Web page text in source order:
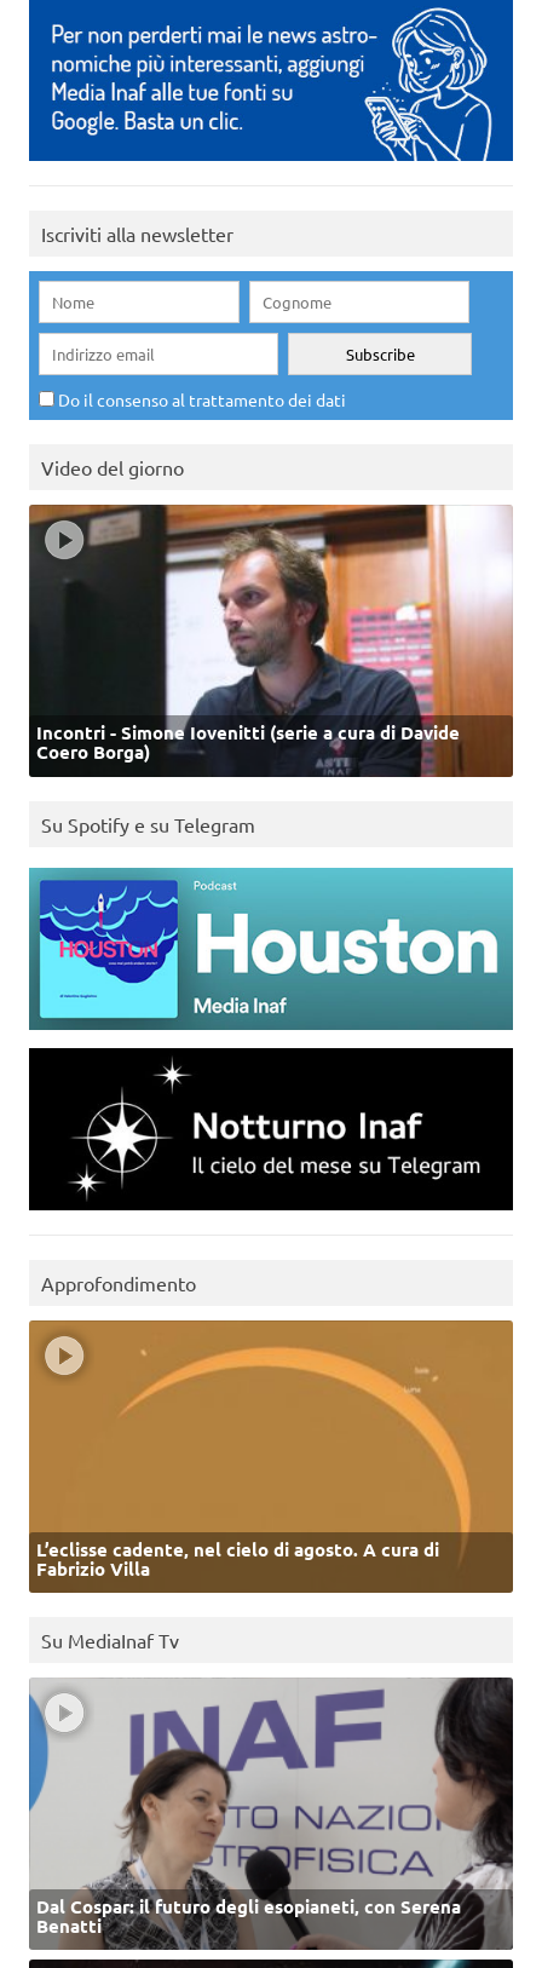
Iscriviti alla newsletter
Do il consenso al trattamento dei dati
Video del giorno
Incontri - Simone Iovenitti (serie a cura di Davide
Coero Borga)
Su Spotify e su Telegram
Approfondimento
L’eclisse cadente, nel cielo di agosto. A cura di
Fabrizio Villa
Su MediaInaf Tv
Dal Cospar: il futuro degli esopianeti, con Serena
Benatti